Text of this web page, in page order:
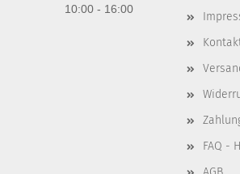
10:00 - 16:00
FAQ -